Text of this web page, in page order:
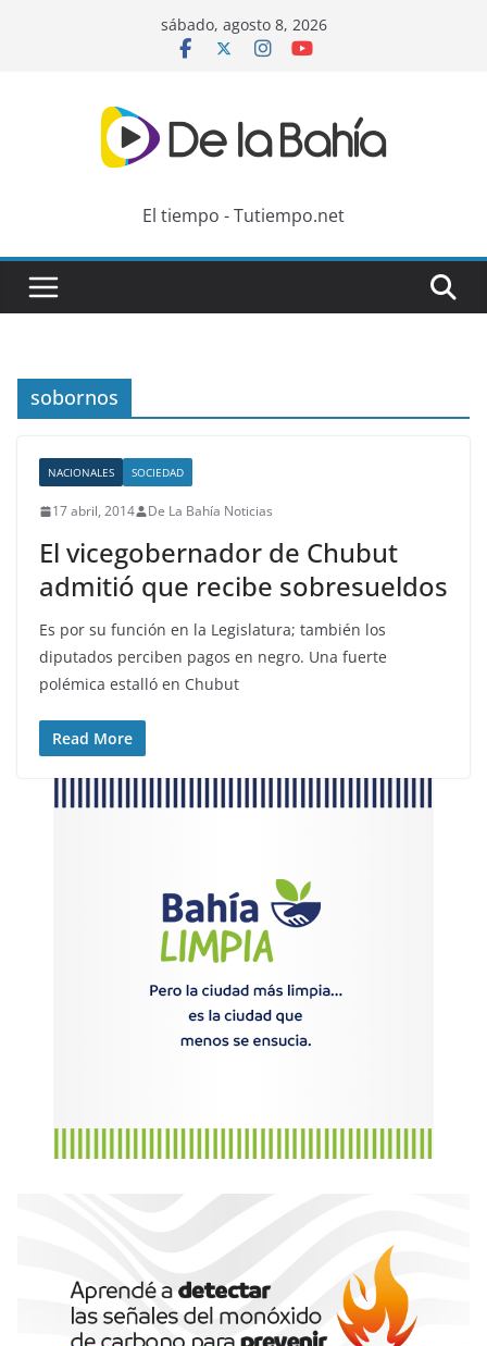
sábado, agosto 8, 2026
El tiempo - Tutiempo.net
sobornos
NACIONALES SOCIEDAD
17 abril, 2014 De La Bahía Noticias
El vicegobernador de Chubut
admitió que recibe sobresueldos
Es por su función en la Legislatura; también los
diputados perciben pagos en negro. Una fuerte
polémica estalló en Chubut
Read More